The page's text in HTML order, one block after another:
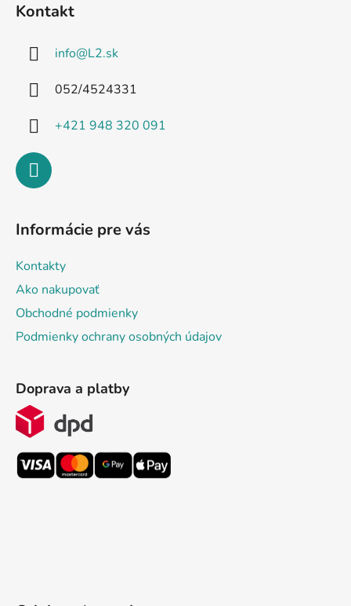
Kontakt
info@L2.sk
052/4524331
+421 948 320 091
Informácie pre vás
Kontakty
Ako nakupovať
Obchodné podmienky
Podmienky ochrany osobných údajov
Doprava a platby